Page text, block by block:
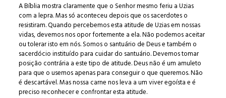
A Bíblia mostra claramente que o Senhor mesmo feriu a Uzias
com a lepra. Mas só aconteceu depois que os sacerdotes o
resistiram. Quando percebemos esta atitude de Uzias em nossas
vidas, devemos nos opor fortemente a ela. Não podemos aceitar
ou tolerar isto em nós. Somos o santuário de Deus e também o
sacerdócio instituído para cuidar do santuário. Devemos tomar
posição contrária a este tipo de atitude. Deus não é um amuleto
para que o usemos apenas para conseguir o que queremos. Não
é descartável. Mas nossa carne nos leva a um viver egoísta e é
preciso reconhecer e confrontar esta atitude.